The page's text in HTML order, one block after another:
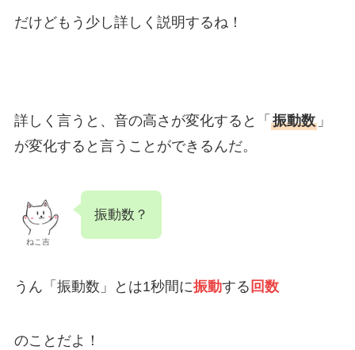
だけどもう少し詳しく説明するね！
詳しく言うと、音の高さが変化すると「 振動数」
が変化すると言うことができるんだ。
ねこ吉
振動数？
うん「振動数」とは1秒間に振動する 回数
のことだよ！